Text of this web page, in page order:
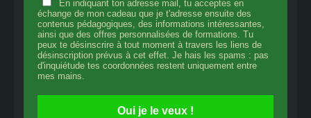
En indiquant ton adresse mail, tu acceptes en
échange de mon cadeau que je t'adresse ensuite des
contenus pédagogiques, des informations intéressantes,
ainsi que des offres personnalisées de formations. Tu
peux te désinscrire à tout moment à travers les liens de
désinscription prévus à cet effet. Je hais les spams : pas
d'inquiétude tes coordonnées restent uniquement entre
mes mains.
Oui je le veux !